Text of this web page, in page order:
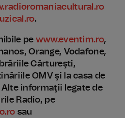
.
pe www.eventim.ro,
Orange, Vodafone,
Cărtureşti,
OMV şi la casa de
Alte informaţii legate de
Radio, pe
sau